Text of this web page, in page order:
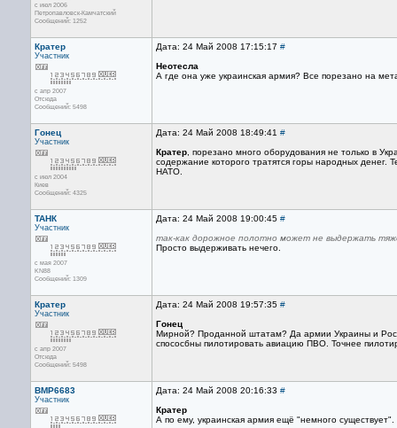
с июл 2006
Петропавловск-Камчатский
Сообщений: 1252
Кратер
Участник
с апр 2007
Отсюда
Сообщений: 5498
Дата: 24 Май 2008 17:15:17 #
Неотесла
А где она уже украинская армия? Все порезано на
Гонец
Участник
с июл 2004
Киев
Сообщений: 4325
Дата: 24 Май 2008 18:49:41 #
Кратер , порезано много оборудования не только в
содержание которого тратятся горы народных денег.
НАТО.
ТАНК
Участник
с мая 2007
KN88
Сообщений: 1309
Дата: 24 Май 2008 19:00:45 #
так-как дорожное полотно может не выдержать
Просто выдерживать нечего.
Кратер
Участник
с апр 2007
Отсюда
Сообщений: 5498
Дата: 24 Май 2008 19:57:35 #
Гонец
Мирной? Проданной штатам? Да армии Украины и
спососбны пилотировать авиацию ПВО. Точнее
BMP6683
Участник
Дата: 24 Май 2008 20:16:33 #
Кратер
А по ему, украинская армия ещё "немного